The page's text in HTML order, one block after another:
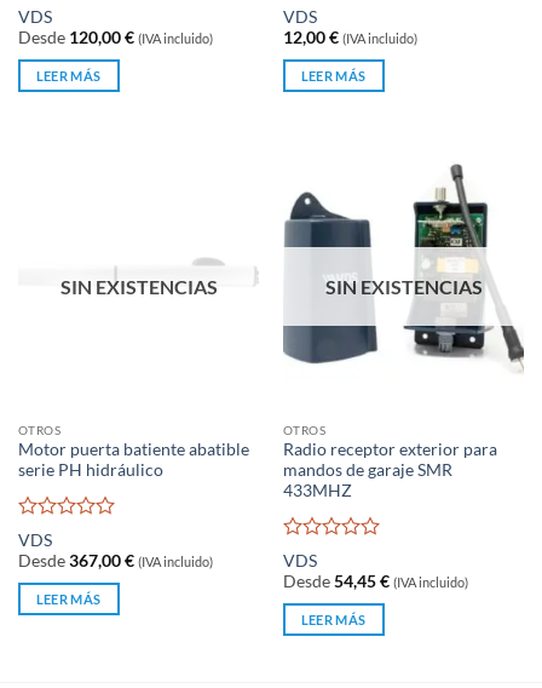
Valorado
con
0
5
VDS
Desde 120,00€ (IVA incluido)
LEER MÁS
Valorado
con
0
5
VDS
12,00€ (IVA incluido)
LEER MÁS
SIN EXISTENCIAS
OTROS
Motor puerta batiente abatible
serie PH hidráulico
Valorado
con
0
5
VDS
Desde 367,00€ (IVA incluido)
LEER MÁS
SIN EXISTENCIAS
OTROS
Radio receptor exterior para
mandos de garaje SMR
433MHZ
Valorado
con
0
5
VDS
Desde 54,45€ (IVA incluido)
LEER MÁS